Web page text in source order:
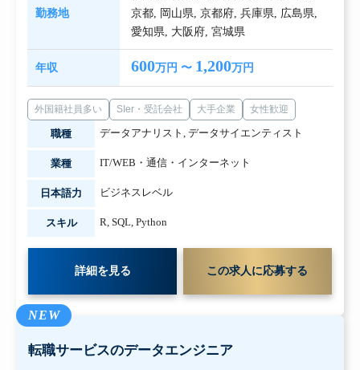
勤務地
京都, 岡山県,京都府,兵庫県, 広島県,
愛知県, 大阪府,宮城県
年収 600万円 〜 1,200万円
外国籍社員多い SIer・受託会社 大手企業 女性歓迎
職種 データアナリスト , データサイエンティスト
業種 IT/WEB・通信・インターネット
日本語力 ビジネスレベル
スキル R, SQL, Python
詳細を見る この求人に応募する
NEW
転職サービスのデータエンジニア